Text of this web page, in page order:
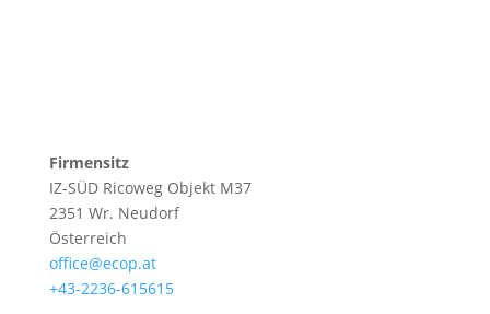
Firmensitz
IZ-SÜD Ricoweg Objekt M37
2351 Wr. Neudorf
Österreich
office@ecop.at
+43-2236-615615